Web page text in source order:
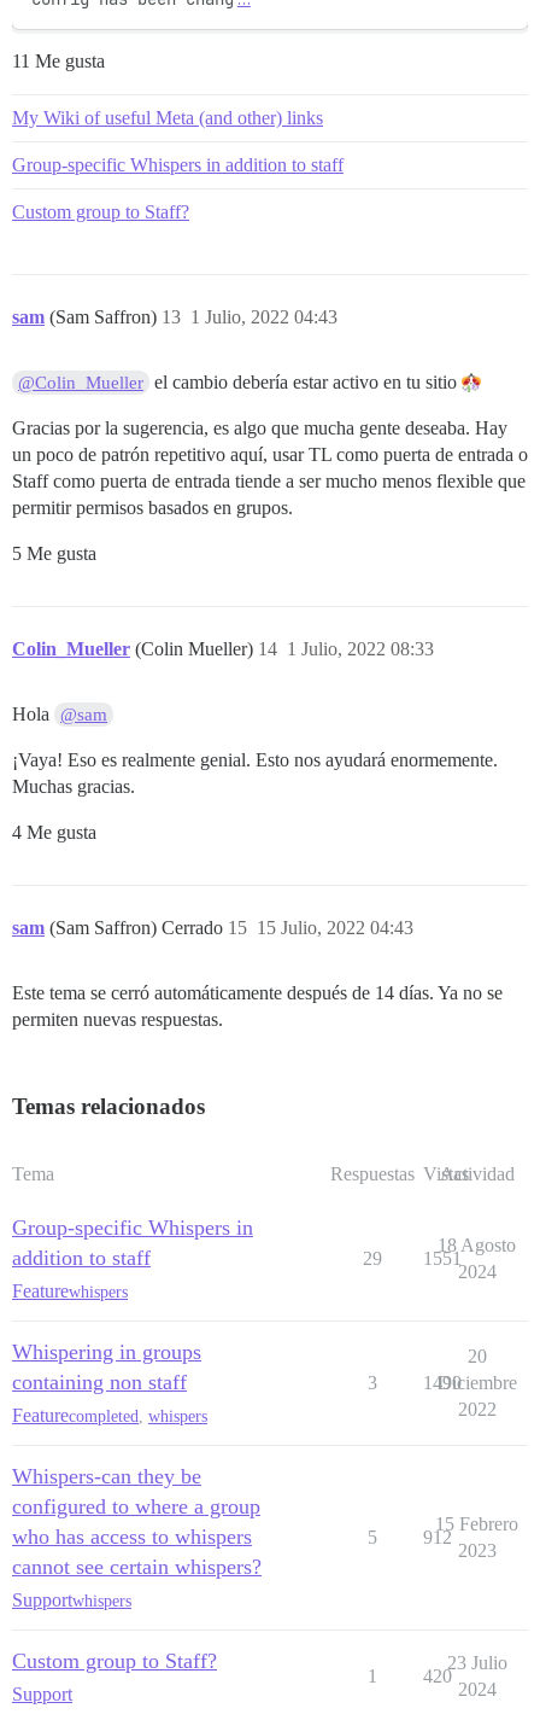
11 Me gusta
My Wiki of useful Meta (and other) links
Group-specific Whispers in addition to staff
Custom group to Staff?
sam (Sam Saffron) 1 Julio, 2022 04:43
13
@Colin_Mueller el cambio debería estar activo en tu sitio
Gracias por la sugerencia, es algo que mucha gente deseaba. Hay
un poco de patrón repetitivo aquí, usar TL como puerta de entrada o
Staff como puerta de entrada tiende a ser mucho menos flexible que
permitir permisos basados en grupos.
5 Me gusta
Colin_Mueller (Colin Mueller) 1 Julio, 2022 08:33
14
Hola @sam
¡Vaya! Eso es realmente genial. Esto nos ayudará enormemente.
Muchas gracias.
4 Me gusta
sam (Sam Saffron) Cerrado 15 Julio, 2022 04:43
15
Este tema se cerró automáticamente después de 14 días. Ya no se
permiten nuevas respuestas.
Temas relacionados
Tema Respuestas Vistas
Actividad
Group-specific Whispers in
addition to staff
Featurewhispers
29 1551
18 Agosto
2024
Whispering in groups
containing non staff
Featurecompleted whispers
3 1490
20
Diciembre
2022
Whispers-can they be
configured to where a group
who has access to whispers
cannot see certain whispers?
Supportwhispers
5 912
15 Febrero
2023
Custom group to Staff?
Support
1 420
23 Julio
2024